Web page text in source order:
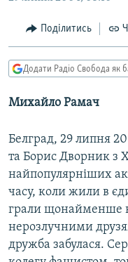
МУЛЬТИМЕДІА
ФОТО
КРИМ РЕАЛІЇ
РУС
УКР
КТАТ
ДОЛУЧАЙСЯ!
Поділитись
Додати Радіо Свобода як
Михайло Рамач
Белград, 29 липня
та Борис Дворник з
найпопулярнiших
часу, коли жили в
грали щонайменше
нерозлучними
дружба забулася.